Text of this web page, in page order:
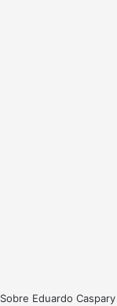
Sobre Eduardo Caspary